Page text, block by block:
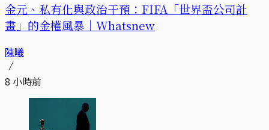
金元、私有化與政治干預：FIFA「世界盃公司計
畫」的金權風暴｜Whatsnew
陳曦
8 小時前